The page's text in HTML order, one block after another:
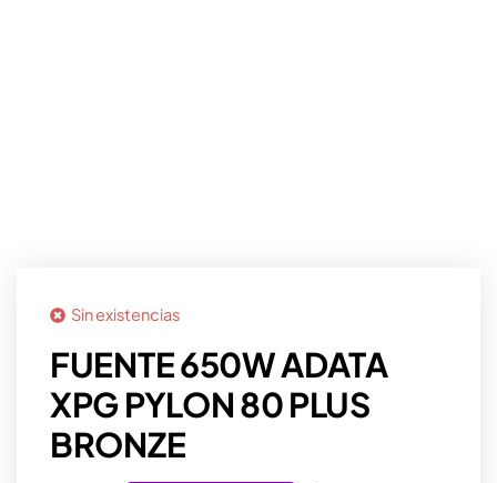
Sin existencias
FUENTE 650W ADATA
XPG PYLON 80 PLUS
BRONZE